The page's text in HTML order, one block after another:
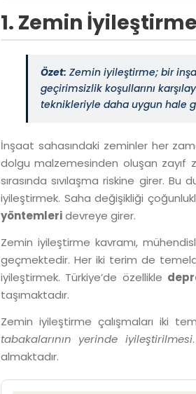
1. Zemin
Özet: Zemin iyileştirme; bir
geçirimsizlik koşullarını
teknikleriyle daha uygun hale
İnşaat sahasındaki zeminler her
dolgu malzemesinden oluşan zayıf
sırasında sıvılaşma riskine girer.
iyileştirmek. Saha değişikliği
yöntemleridevreye girer.
Zemin iyileştirme kavramı,
geçmektedir. Her iki terim de
iyileştirmek. Türkiye’de özellikle
taşımaktadır.
Zemin iyileştirme çalışmaları iki
tabakalarının yerinde iyileştirilmesi
almaktadır.